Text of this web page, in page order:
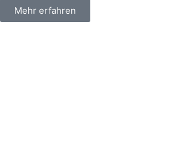
Mehr erfahren